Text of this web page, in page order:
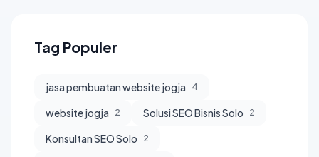
Tag Populer
jasa pembuatan website jogja 4
website jogja 2 Solusi SEO Bisnis Solo 2
Konsultan SEO Solo 2